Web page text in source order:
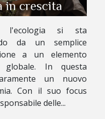
in crescita
l'ecologia si sta
da un semplice
a un elemento
globale. In questa
un nuovo
Con il suo focus
delle...